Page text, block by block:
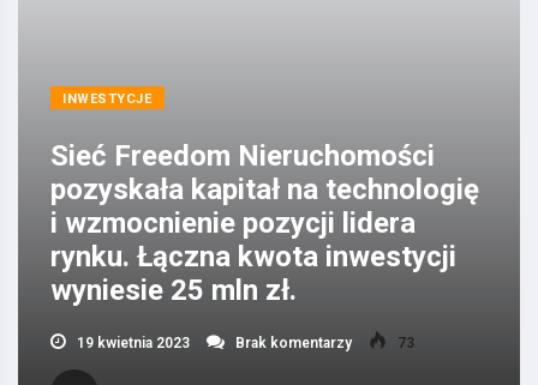
INWESTYCJE
Sieć Freedom Nieruchomości
pozyskała kapitał na technologię
i wzmocnienie pozycji lidera
rynku. Łączna kwota inwestycji
wyniesie 25 mln zł.
19 kwietnia 2023 Brak komentarzy 73